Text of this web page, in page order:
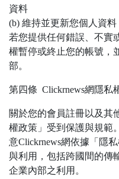
資料
(b) 維持並更新您個人資
若您提供任何錯誤、不實
權暫停或終止您的帳號，
部。
第四條 Clickrnews網隱私
關於您的會員註冊以及其
權政策」受到保護與規範
意Clickrnews網依據「隱
與利用，包括跨國間的傳
企業內部之利用。